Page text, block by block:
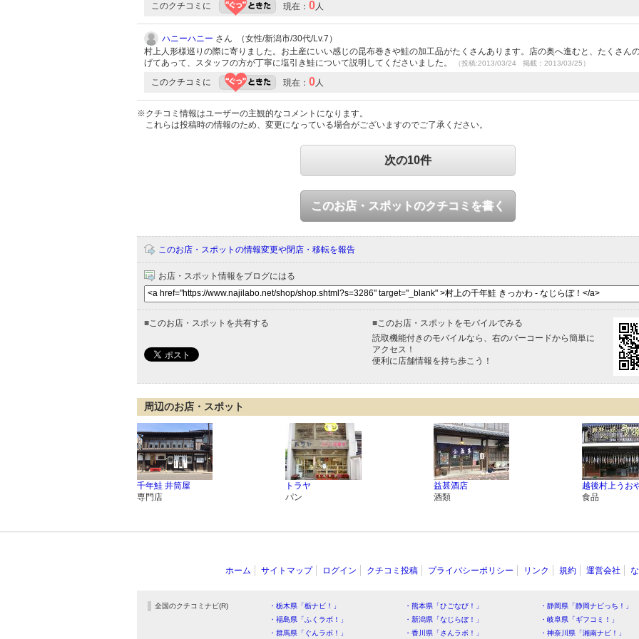
このクチコミに 現在： 0 人
ハニーハニー さん （女性/新潟市/30代/Lv.7）
村上人形様巡りの際に寄りました。お土産にいい感じの昆布巻きや鮭の加工品がたくさんあります。店の奥へ進むと、たくさん
げてあって、スタッフの方が丁寧に塩引き鮭について説明してくださいました。
（投稿:2013/03/24 掲載：2013/03/25）
このクチコミに 現在： 0 人
※クチコミ情報はユーザーの主観的なコメントになります。
これらは投稿時の情報のため、変更になっている場合がございますのでご了承ください。
次の10件
このお店・スポットのクチコミを書く
このお店・スポットの情報変更や閉店・移転を報告
お店・スポット情報をブログにはる
■ このお店・スポットを共有する ■ このお店・スポットをモバイルでみる
読取機能付きのモバイルなら、右のバーコードから簡単に
アクセス！
便利に店舗情報を持ち歩こう！
周辺のお店・スポット
千年鮭 井筒屋
専門店
トラヤ
パン
益甚酒店
酒類
越後村上うお
食品
ホーム サイトマップ ログイン クチコミ投稿 プライバシーポリシー リンク 規約 運営会社
全国のクチコミナビ(R) ・栃木県「栃ナビ！」 ・熊本県「ひごなび！」
・静岡県「静岡ナビっち！」
・福島県「ふくラボ！」
・新潟県「なじらぼ！」
・岐阜県「ギフコミ！」
・群馬県「ぐんラボ！」
・香川県「さんラボ！」 ・神奈川県「湘南ナビ！」